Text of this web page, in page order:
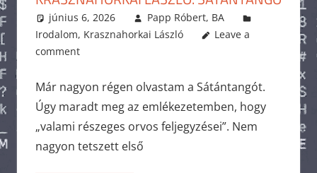
június 6, 2026
Papp Róbert, BA
Irodalom, Krasznahorkai László
Leave a
comment
Már nagyon régen olvastam a Sátántangót.
Úgy maradt meg az emlékezetemben, hogy
„valami részeges orvos feljegyzései”. Nem
nagyon tetszett első